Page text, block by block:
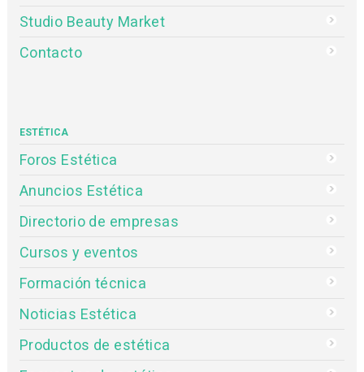
Studio Beauty Market
Contacto
ESTÉTICA
Foros Estética
Anuncios Estética
Directorio de empresas
Cursos y eventos
Formación técnica
Noticias Estética
Productos de estética